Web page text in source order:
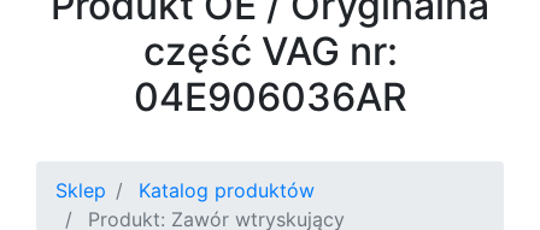
część VAG nr:
04E906036AR
Sklep
Katalog produktów
Produkt: Zawór wtryskujący